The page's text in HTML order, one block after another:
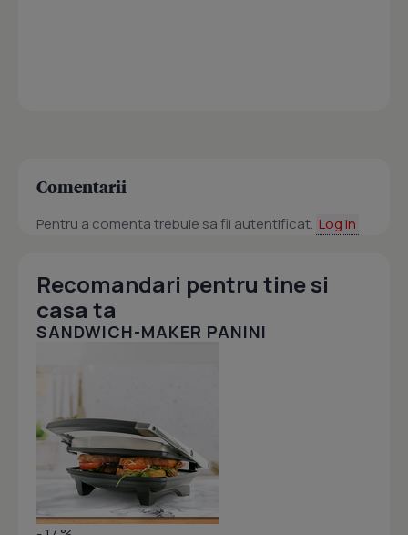
Comentarii
Pentru a comenta trebuie sa fii autentificat. Log in
Recomandari pentru tine si
casa ta
SANDWICH-MAKER PANINI